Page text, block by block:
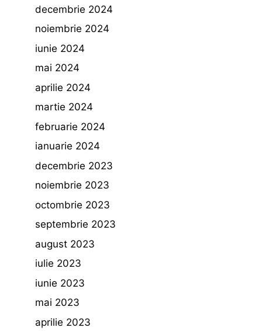
decembrie 2024
noiembrie 2024
iunie 2024
mai 2024
aprilie 2024
martie 2024
februarie 2024
ianuarie 2024
decembrie 2023
noiembrie 2023
octombrie 2023
septembrie 2023
august 2023
iulie 2023
iunie 2023
mai 2023
aprilie 2023